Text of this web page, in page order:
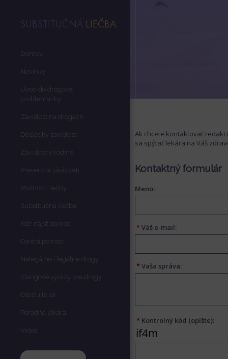
SUBSTITUČNÁ LIEČBA
Domov
Novinky
Úvod do drogovej
problematiky
Závislosť na drogách
Dôsledky závislosti
Závislosť v rodine
Prevencia závislosti
Možnosti liečby
Substitučná liečba
Kde nájsť pomoc
Centrá pomoci
Nelegálne i legálne drogy
Slangové výrazy pre drogy
Otestujte sa
Poradňa lekára
Videa
Ak chcete kontaktovať
sa spýtať lekára na Váš
Kontaktný formulár
Meno:
*Váš e-mail:
*Vaša správa:
* Kontrolný kód (opíšte):